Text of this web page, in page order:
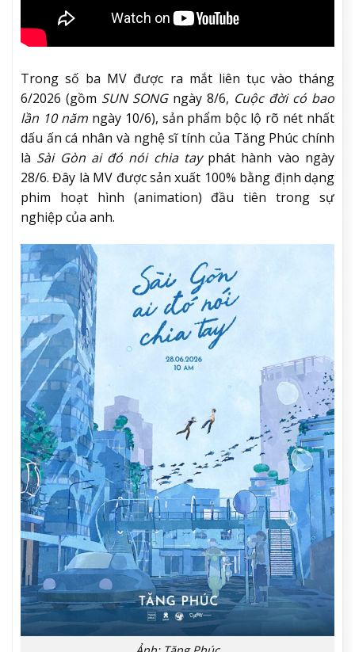
Trong số ba MV được ra mắt liên tục vào tháng
6/2026 (gồm SUN SONGngày 8/6, Cuộc đời có bao
lần 10 nămngày 10/6), sản phẩm bộc lộ rõ nét nhất
dấu ấn cá nhân và nghệ sĩ tính của Tăng Phúc chính
là Sài Gòn ai đó nói chia tayphát hành vào ngày
28/6. Đây là MV được sản xuất 100% bằng định dạng
phim hoạt hình (animation) đầu tiên trong sự
nghiệp của anh.